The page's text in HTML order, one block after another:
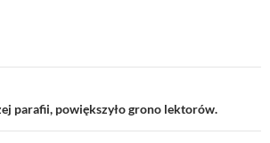
parafii, powiększyło grono lektorów.